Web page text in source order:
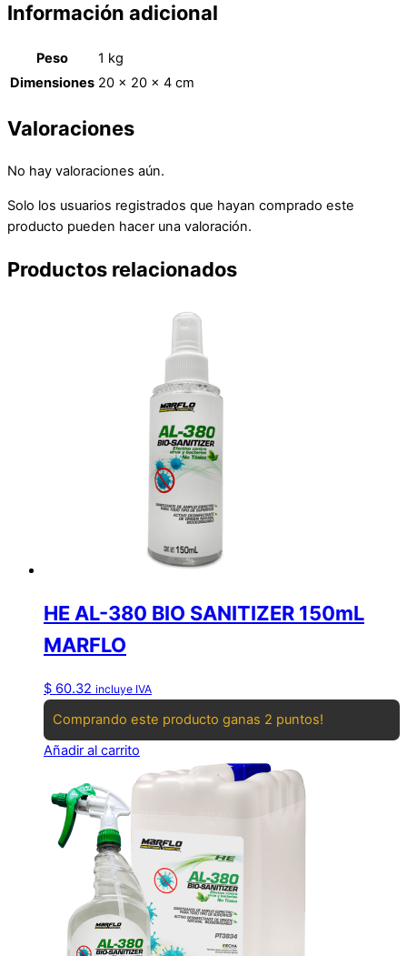
Información adicional
Peso
1 kg
Dimensiones 20 × 20 × 4 cm
Valoraciones
No hay valoraciones aún.
Solo los usuarios registrados que hayan comprado este
producto pueden hacer una valoración.
Productos relacionados
HE AL-380 BIO SANITIZER 150mL
MARFLO
$ 60.32 incluye IVA
Comprando este producto ganas 2 puntos!
Añadir al carrito